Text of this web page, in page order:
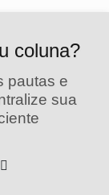
coluna?
pautas e
sua